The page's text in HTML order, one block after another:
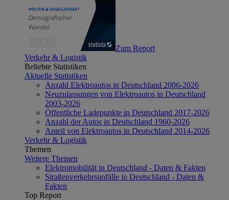
Zum Report
Verkehr & Logistik
Beliebte Statistiken
Aktuelle Statistiken
Anzahl Elektroautos in Deutschland 2006-2026
Neuzulassungen von Elektroautos in Deutschland
2003-2026
Öffentliche Ladepunkte in Deutschland 2017-2026
Anzahl der Autos in Deutschland 1960-2026
Anteil von Elektroautos in Deutschland 2014-2026
Verkehr & Logistik
Themen
Weitere Themen
Elektromobilität in Deutschland - Daten & Fakten
Straßenverkehrsunfälle in Deutschland - Daten &
Fakten
Top Report